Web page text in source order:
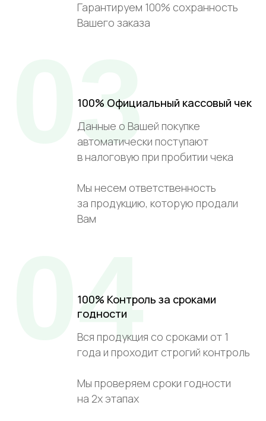
Гарантируем 100% сохранность
Вашего заказа
100% Официальный кассовый чек
Данные о Вашей покупке
автоматически поступают
в налоговую при пробитии чека
Мы несем ответственность
за продукцию, которую продали
Вам
03
100% Контроль за сроками
годности
Вся продукция со сроками от 1
года и проходит строгий контроль
Мы проверяем сроки годности
на 2х этапах
04